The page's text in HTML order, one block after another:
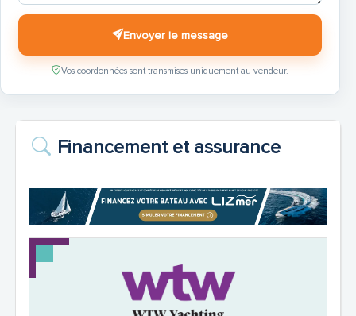
Envoyer le message
Vos coordonnées sont transmises uniquement au vendeur.
Financement et assurance